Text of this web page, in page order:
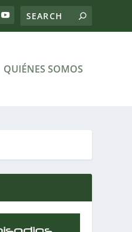
QUIÉNES SOMOS